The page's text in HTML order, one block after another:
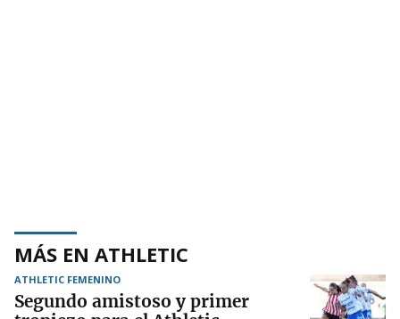
MÁS EN ATHLETIC
ATHLETIC FEMENINO
Segundo amistoso y primer